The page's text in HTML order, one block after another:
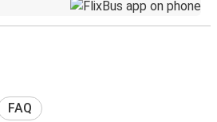
FAQ